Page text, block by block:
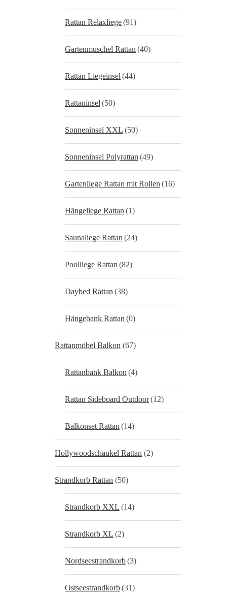
Rattan Relaxliege(91)
Gartenmuschel Rattan (40)
Rattan Liegeinsel (44)
Rattaninsel (50)
Sonneninsel XXL (50)
Sonneninsel Polyrattan (49)
Gartenliege Rattan mit Rollen (16)
Hängeliege Rattan (1)
Saunaliege Rattan (24)
Poolliege Rattan (82)
Daybed Rattan (38)
Hängebank Rattan (0)
Rattanmöbel Balkon (67)
Rattanbank Balkon (4)
Rattan Sideboard Outdoor(12)
Balkonset Rattan (14)
Hollywoodschaukel Rattan (2)
Strandkorb Rattan (50)
Strandkorb XXL (14)
Strandkorb XL (2)
Nordseestrandkorb(3)
Ostseestrandkorb(31)